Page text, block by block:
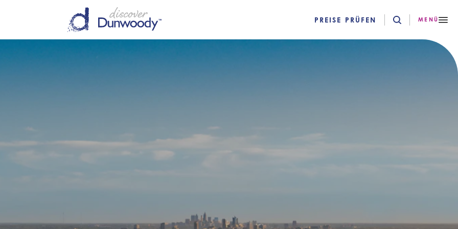
PREISE PRÜFEN MENÜ